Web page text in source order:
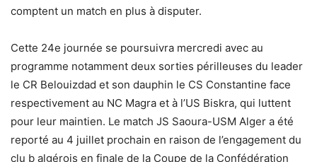
comptent un match en plus à disputer.
Cette 24e journée se poursuivra mercredi avec au
programme notamment deux sorties périlleuses du leader
le CR Belouizdad et son dauphin le CS Constantine face
respectivement au NC Magra et à l’US Biskra, qui luttent
pour leur maintien. Le match JS Saoura-USM Alger a été
reporté au 4 juillet prochain en raison de l’engagement du
clu b algérois en finale de la Coupe de la Confédération